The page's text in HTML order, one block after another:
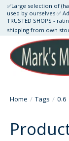
✅Large selection of
used by ourselves ✅
TRUSTED SHOPS -
shipping from own
Home / Tags / 0.6